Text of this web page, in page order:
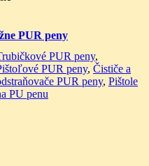
PUR peny
PUR peny,
PUR peny, Čističe a
PUR peny, Pištole
PU penu